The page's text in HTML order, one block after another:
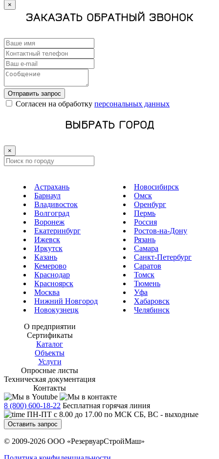
×
ЗАКАЗАТЬ ОБРАТНЫЙ ЗВОНОК
Отправить запрос
Cогласен на обработку персональных данных
ВЫБРАТЬ ГОРОД
×
Астрахань
Барнаул
Владивосток
Волгоград
Воронеж
Екатеринбург
Ижевск
Иркутск
Казань
Кемерово
Краснодар
Красноярск
Москва
Нижний Новгород
Новокузнецк
Новосибирск
Омск
Оренбург
Пермь
Россия
Ростов-на-Дону
Рязань
Самара
Санкт-Петербург
Саратов
Томск
Тюмень
Уфа
Хабаровск
Челябинск
О предприятии
Сертификаты
Каталог
Объекты
Услуги
Опросные листы
Техническая документация
Контакты
8 (800) 600-18-22 Бесплатная горячая линия
ПН-ПТ с 8.00 до 17.00 по МСК СБ, ВС - выходные
Оставить запрос
© 2009-2026 ООО «РезервуарСтройМаш»